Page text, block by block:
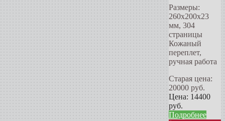
Размеры:
260x200x23
мм, 304
страницы
Кожаный
переплет,
ручная работа
Старая цена:
20000 руб.
Цена: 14400
руб.
Подробнее